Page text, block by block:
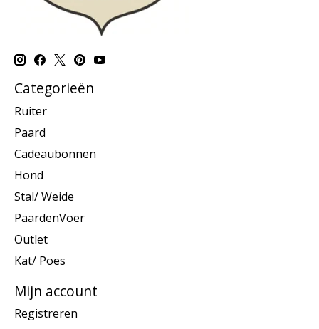
Categorieën
Ruiter
Paard
Cadeaubonnen
Hond
Stal/ Weide
PaardenVoer
Outlet
Kat/ Poes
Mijn account
Registreren